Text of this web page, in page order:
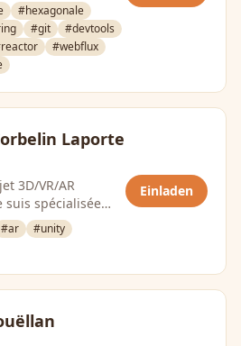
#hexagonale
#git
#devtools
#webflux
Laporte
3D/VR/AR
suis spécialisée
de projet en
et augmentée.
#ar
#unity
Einladen